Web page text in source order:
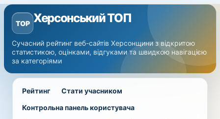
TOP Херсонський ТОП
Сучасний рейтинг веб-сайтів Херсонщини з відкритою
статистикою, оцінками, відгуками та швидкою навігацією
за категоріями
Рейтинг
Стати учасником
Контрольна панель користувача